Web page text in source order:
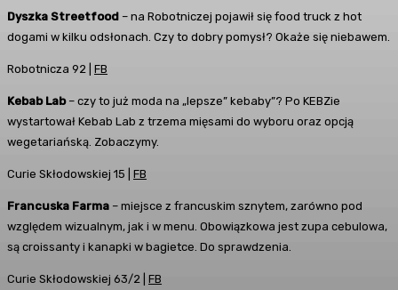
Dyszka Streetfood – na Robotniczej pojawił się food truck z hot
dogami w kilku odsłonach. Czy to dobry pomysł? Okaże się niebawem.
Robotnicza 92 | FB
Kebab Lab– czy to już moda na „lepsze” kebaby”? Po KEBZie
wystartował Kebab Lab z trzema mięsami do wyboru oraz opcją
wegetariańską. Zobaczymy.
Curie Skłodowskiej 15 | FB
Francuska Farma – miejsce z francuskim sznytem, zarówno pod
względem wizualnym, jak i w menu. Obowiązkowa jest zupa cebulowa,
są croissanty i kanapki w bagietce. Do sprawdzenia.
Curie Skłodowskiej 63/2 | FB